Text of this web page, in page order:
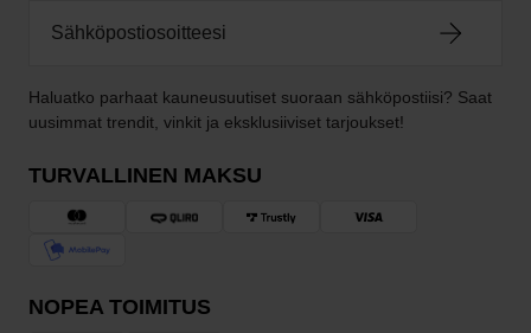
Haluatko parhaat kauneusuutiset suoraan sähköpostiisi? Saat
uusimmat trendit, vinkit ja eksklusiiviset tarjoukset!
TURVALLINEN MAKSU
NOPEA TOIMITUS